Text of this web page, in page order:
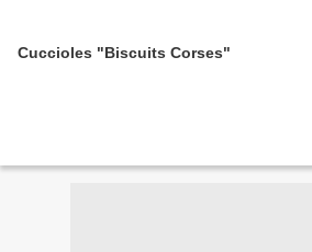
Cuccioles "Biscuits Corses"